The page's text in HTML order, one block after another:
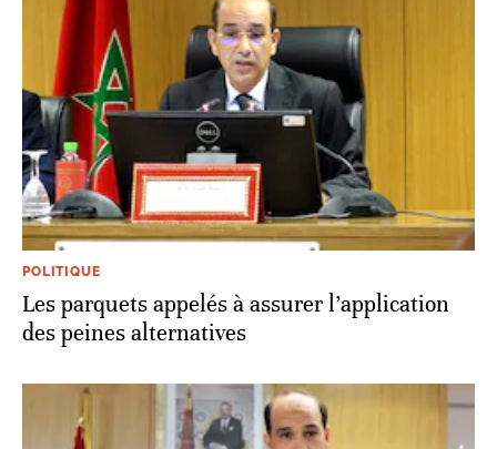
POLITIQUE
Les parquets appelés à assurer l’application
des peines alternatives